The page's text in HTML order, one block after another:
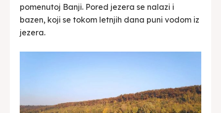
pomenutoj Banji. Pored jezera se nalazi i
bazen, koji se tokom letnjih dana puni vodom iz
jezera.